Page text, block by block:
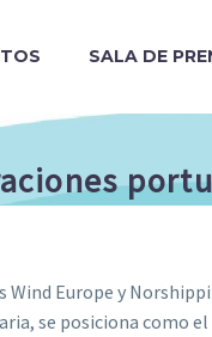
SALA DE
Europe y
se posiciona como